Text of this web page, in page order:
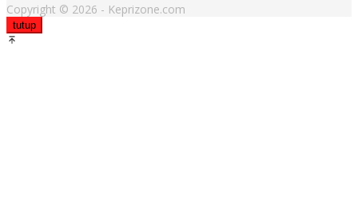
Copyright © 2026 - Keprizone.com
tutup